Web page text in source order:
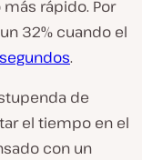
rápido. Por
32% cuando el
.
de
el tiempo en el
con un